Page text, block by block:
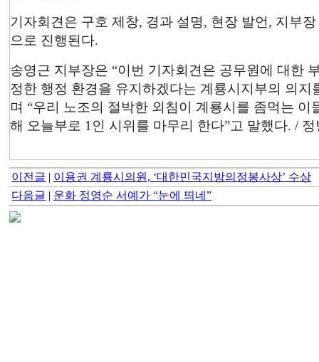
기자회견은 구호 제창, 경과 설명, 현장 발언, 지부
으로 진행된다.
송영근 지부장은 “이번 기자회견은 공무원에 대한
정한 행정 환경을 유지하겠다는 계룡시지부의 의지
며 “우리 노조의 절박한 외침이 계룡시를 좀먹는
해 오늘부로 1인 시위를 마무리 한다”고 말했다. /
이전글 | 이용권 계룡시의원, ‘대한민국지방의정봉사상’ 수상
다음글 | 운화 정영순 서예가 “눈에 띄네”